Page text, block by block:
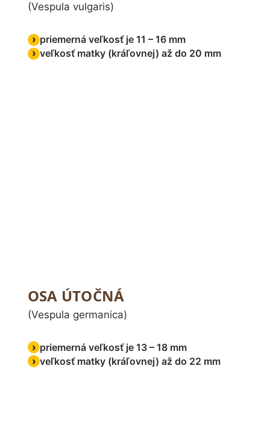
(Vespula vulgaris)
priemerná veľkosť je 11 – 16 mm
veľkosť matky (kráľovnej) až do 20 mm
OSA ÚTOČNÁ
(Vespula germanica)
priemerná veľkosť je 13 – 18 mm
veľkosť matky (kráľovnej) až do 22 mm